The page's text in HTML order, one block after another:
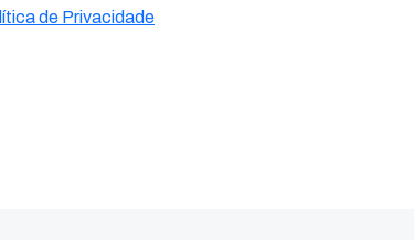
de Privacidade